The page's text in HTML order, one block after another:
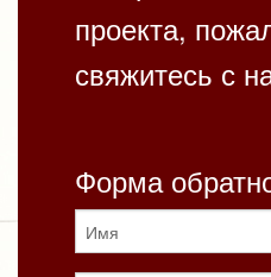
проекта,
свяжитесь с
Форма